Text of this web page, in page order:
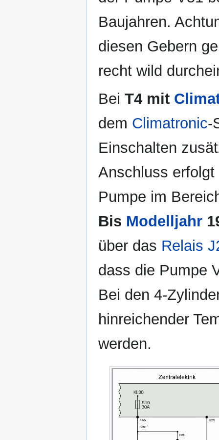
Baujahren.
diesen Gebern
recht wild
Bei T4 mit
dem Climatronic-
Einschalten
Anschluss
Pumpe im
Bis Modelljahr
über das Relais
dass die Pumpe
Bei den 4-
hinreichender
werden.